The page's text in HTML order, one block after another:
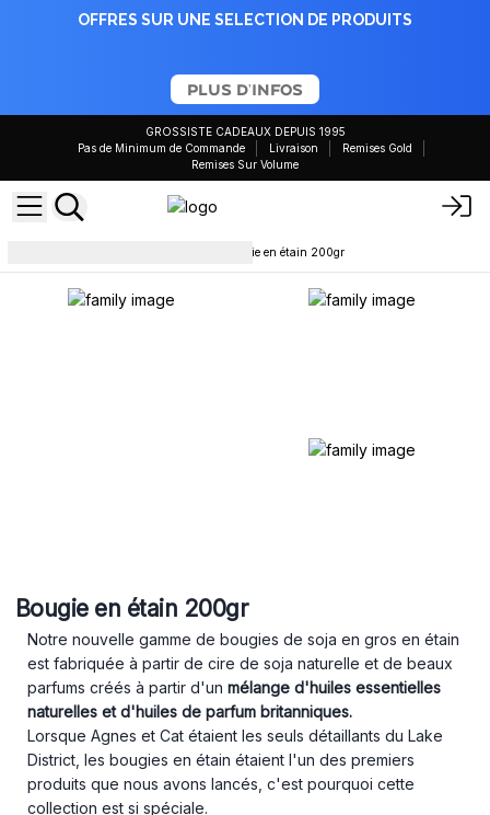
OFFRES SUR UNE SELECTION DE PRODUITS
PLUS D'INFOS
GROSSISTE CADEAUX DEPUIS 1995
Pas de Minimum de Commande
Livraison
Remises Gold
Remises Sur Volume
Bougie en étain 200gr
Bougie en étain 200gr
Notre nouvelle gamme de bougies de soja en gros en étain
est fabriquée à partir de cire de soja naturelle et de beaux
parfums créés à partir d'un mélange d'huiles essentielles
naturelles et d'huiles de parfum britanniques.
Lorsque Agnes et Cat étaient les seuls détaillants du Lake
District, les bougies en étain étaient l'un des premiers
produits que nous avons lancés, c'est pourquoi cette
collection est si spéciale.